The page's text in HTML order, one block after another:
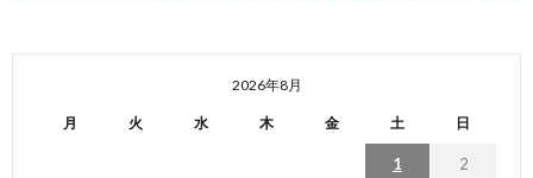
2026年8月
月 火 水 木 金 土 日
1 2